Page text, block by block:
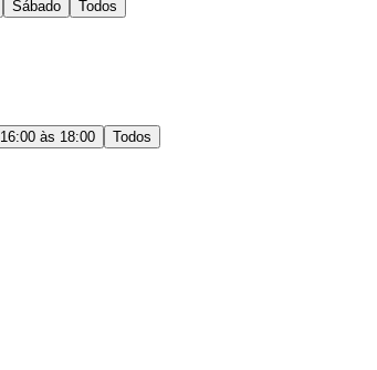
Sábado Todos
16:00 às 18:00 Todos